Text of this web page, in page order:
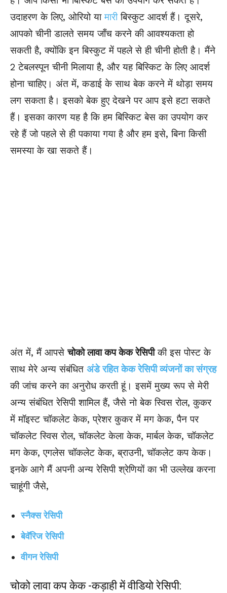
उदाहरण के लिए, ओरियो यामारीबिस्कुट आदर्श हैं। दूसरे,
आपको चीनी डालते समय जाँच करने की आवश्यकता हो
सकती है, क्योंकि इन बिस्कुट में पहले से ही चीनी होती है। मैंने
2 टेबलस्पून चीनी मिलाया है, और यह बिस्किट के लिए आदर्श
होना चाहिए। अंत में, कडाई के साथ बेक करने में थोड़ा समय
लग सकता है। इसको बेक हुए देखने पर आप इसे हटा सकते
हैं। इसका कारण यह है कि हम बिस्किट बेस का उपयोग कर
रहे हैं जो पहले से ही पकाया गया है और हम इसे, बिना किसी
समस्या के खा सकते हैं।
अंत में, मैं आपसेचोको लावा कप केक रेसिपीकी इस पोस्ट के
साथ मेरे अन्य संबंधित अंडे रहित केक रेसिपी व्यंजनों का संग्रह
की जांच करने का अनुरोध करती हूं। इसमें मुख्य रूप से मेरी
अन्य संबंधित रेसिपी शामिल हैं, जैसे नो बेक स्विस रोल, कुकर
में मॉइस्ट चॉकलेट केक, प्रेशर कुकर में मग केक, पैन पर
चॉकलेट स्विस रोल, चॉकलेट केला केक, मार्बल केक, चॉकलेट
मग केक, एगलेस चॉकलेट केक, ब्राउनी, चॉकलेट कप केक।
इनके आगे मैं अपनी अन्य रेसिपी श्रेणियों का भी उल्लेख करना
चाहूंगी जैसे,
स्नैक्स रेसिपी
बेवॅरिज रेसिपी
वीगन रेसिपी
चोको लावा कप केक -कड़ाही में वीडियो रेसिपी: